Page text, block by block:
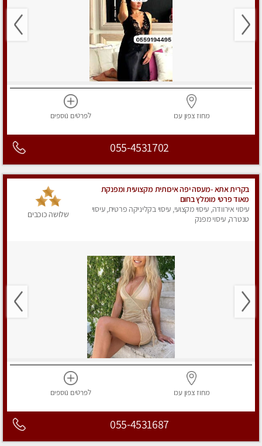
מחוז צפוןעכו לפרטים נוספים
055-4531702
בקרית אתא -מעסה יפה איכותית מקצועית ומפנקת
מאוד פרטי מומלץ בחום
עיסוי אירוודה, עיסוי מקצועי, עיסוי בקליניקה פרטית, עיסוי
טנטרה, עיסוי מפנק
שלושה כוכבים
מחוז צפוןעכו לפרטים נוספים
055-4531687